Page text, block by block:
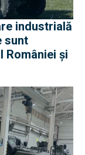
industrială
sunt
României și